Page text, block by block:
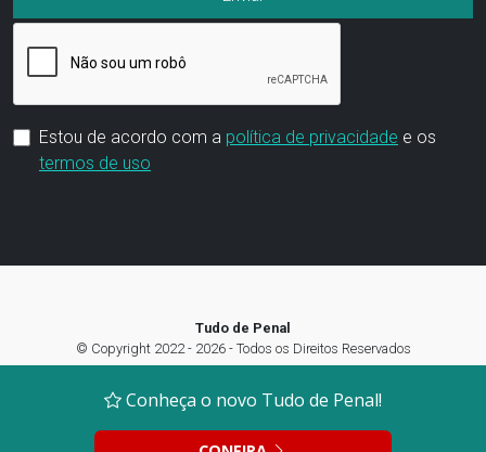
Conheça o novo Tudo de Penal!
Estou de acordo com a política de privacidade e os
termos de uso
Tudo de Penal
© Copyright 2022 - 2026 - Todos os Direitos Reservados